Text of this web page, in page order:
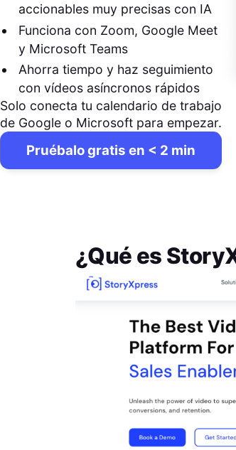
accionables muy precisas con IA
Funciona con Zoom, Google Meet
y Microsoft Teams
Ahorra tiempo y haz seguimiento
con vídeos asíncronos rápidos
Solo conecta tu calendario de trabajo
de Google o Microsoft para empezar.
Pruébalo gratis en < 2 min
¿Qué es